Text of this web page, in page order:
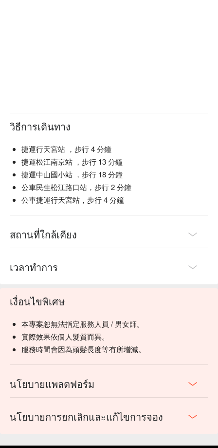
วิธีการเดินทาง
捷運行天宮站 ，步行 4 分鐘
捷運松江南京站 ，步行 13 分鐘
捷運中山國小站 ，步行 18 分鐘
公車民生松江路口站，步行 2 分鐘
公車捷運行天宮站，步行 4 分鐘
สถานที่ใกล้เคียง
เวลาทำการ
เงื่อนไขพิเศษ
本專案恕無法指定服務人員 / 男女師。
實際效果依個人髮質而異。
服務時間會因為頭髮長度等有所增減。
นโยบายแพลตฟอร์ม
นโยบายการยกเลิกและแก้ไขการจอง